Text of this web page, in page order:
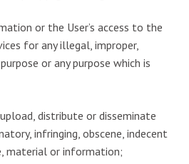
or the User’s access to the
for any illegal, improper,
or any purpose which is
distribute or disseminate
infringing, obscene, indecent
material or information;